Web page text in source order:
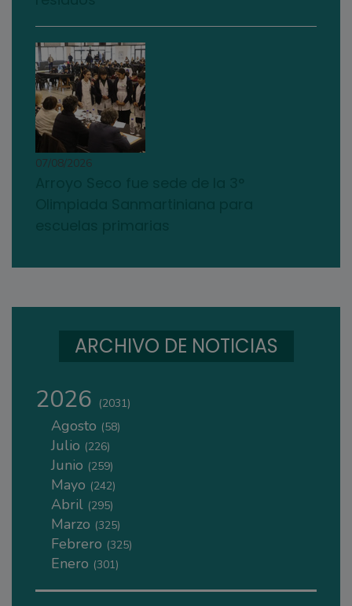
07/08/2026
ARCHIVO DE NOTICIAS
2026 (2031)
Agosto (58)
Julio (226)
Junio (259)
Mayo (242)
Abril (295)
Marzo (325)
Febrero (325)
Enero (301)